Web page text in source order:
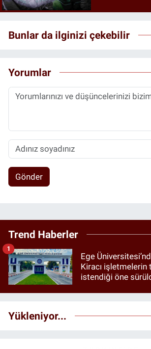
Bunlar da ilginizi çekebilir
Yorumlar
Gönder
Trend Haberler
Ege
Kiracı işletmelerin
istendiği öne
1
Yükleniyor...